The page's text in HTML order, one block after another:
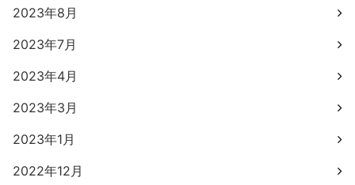
2023年8月
2023年7月
2023年4月
2023年3月
2023年1月
2022年12月